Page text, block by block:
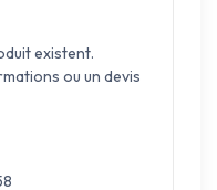
existent.
ou un devis